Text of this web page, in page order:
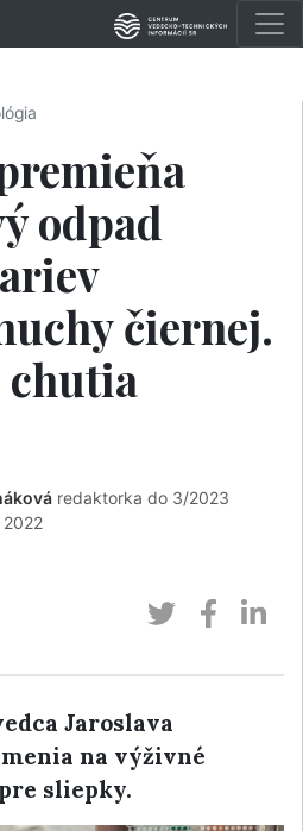
odpad
čiernej.
chutia
redaktorka do 3/2023
2022
Jaroslava
na výživné
sliepky.